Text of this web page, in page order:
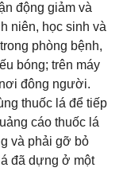
động giảm và
niên, học sinh và
phòng bệnh,
bóng; trên máy
đông người.
thuốc lá để tiếp
cáo thuốc lá
và phải gỡ bỏ
đã dựng ở một